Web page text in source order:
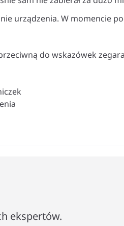
urządzenia. W momencie
do wskazówek zegara
ekspertów.